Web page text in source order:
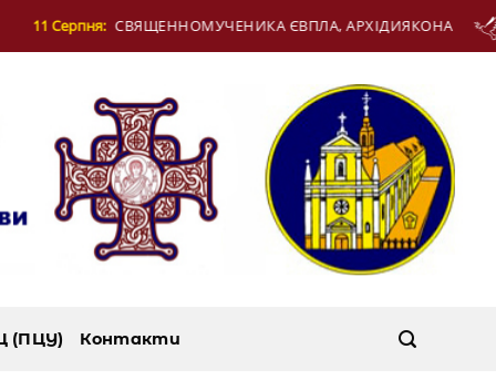
ЄВПЛА, АРХІДИЯКОНА 12 Серпня:
(ПЦУ) Контакти